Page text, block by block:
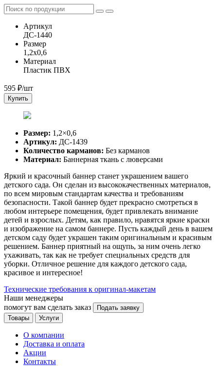
Артикул
ДС-1440
Размер
1,2x0,6
Материал
Пластик ПВХ
595 ₽/шт
Купить
Размер: 1,2×0,6
Артикул: ДС-1439
Количество карманов: Без карманов
Материал: Баннерная ткань с люверсами
Яркий и красочный баннер станет украшением вашего
детского сада. Он сделан из высококачественных материалов,
по всем мировым стандартам качества и требованиям
безопасности. Такой баннер будет прекрасно смотреться в
любом интерьере помещения, будет привлекать внимание
детей и взрослых. Детям, как правило, нравятся яркие краски
и изображение на самом баннере. Пусть каждый день в вашем
детском саду будет украшен таким оригинальным и красивым
решением. Баннер приятный на ощупь, за ним очень легко
ухаживать, так как не требует специальных средств для
уборки. Отличное решение для каждого детского сада,
красивое и интересное!
Технические требования к оригинал-макетам
Наши менеджеры
помогут вам сделать заказ
Подать заявку
Товары
Услуги
О компании
Доставка и оплата
Акции
Контакты